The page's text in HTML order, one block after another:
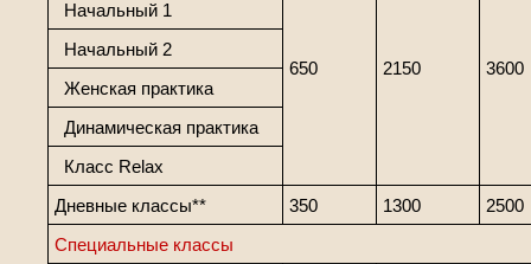
650 2150 3600
Начальный 1
Начальный 2
Женская практика
Динамическая практика
Класс Relax
Дневные классы**
350 1300
2500
Специальные классы